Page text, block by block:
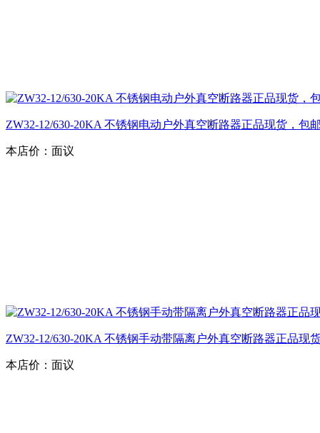
ZW32-12/630-20KA 不锈钢电动户外真空断路器正品现货，包
本店价： 面议
ZW32-12/630-20KA 不锈钢手动带隔离户外真空断路器正品现
本店价： 面议